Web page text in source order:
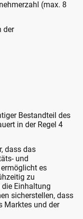
(max. 8
der
Bestandteil des
in der Regel 4
dass das
und
es
zu
Einhaltung
sicherstellen, dass
Marktes und der